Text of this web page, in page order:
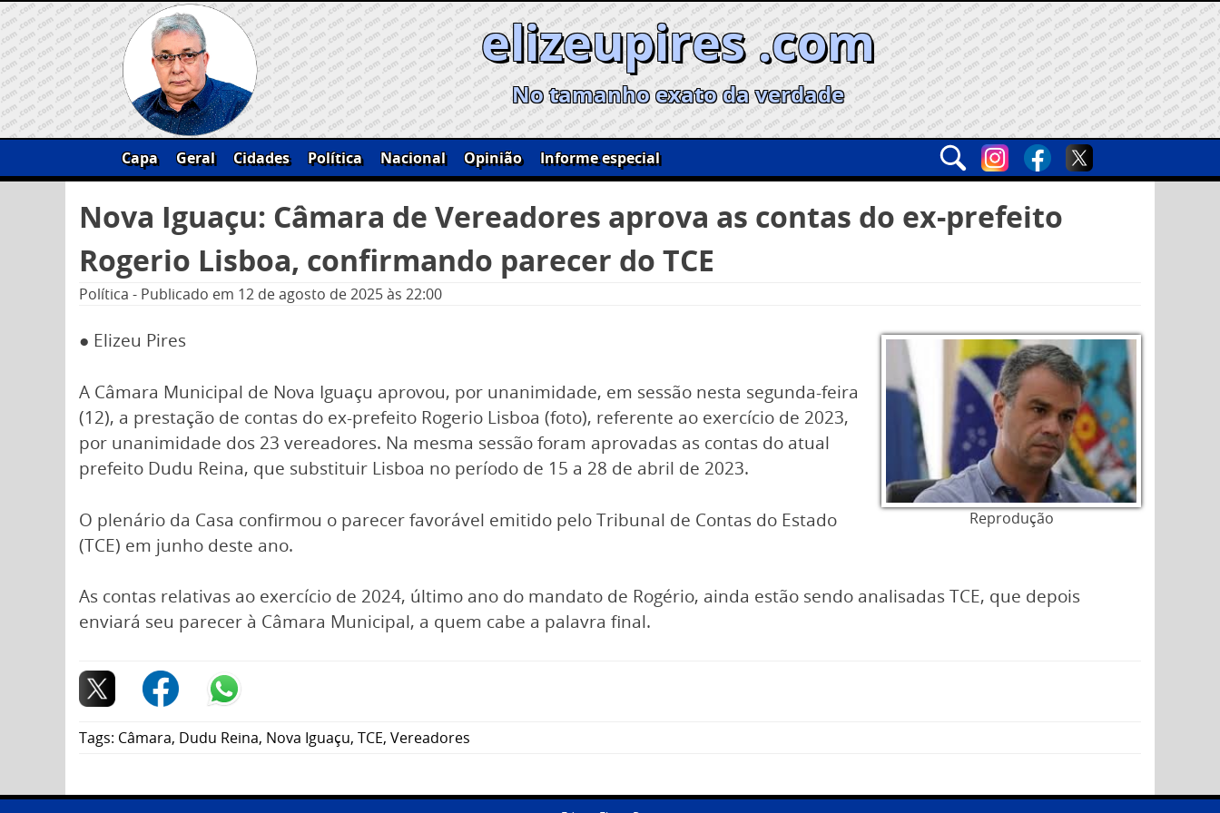
Skip
to
content
elizeupires .com
No tamanho exato da verdade
Capa Geral Cidades Política Nacional Opinião
Informe especial
por:
Nova Iguaçu: Câmara de Vereadores aprova as contas do ex-prefeito
Rogerio Lisboa, confirmando parecer do TCE
Política - Publicado em 12 de agosto de 2025às 22:00
Reprodução
● Elizeu Pires
A Câmara Municipal de Nova Iguaçu aprovou, por unanimidade, em sessão nesta segunda-feira
(12), a prestação de contas do ex-prefeito Rogerio Lisboa (foto), referente ao exercício de 2023,
por unanimidade dos 23 vereadores. Na mesma sessão foram aprovadas as contas do atual
prefeito Dudu Reina, que substituir Lisboa no período de 15 a 28 de abril de 2023.
O plenário da Casa confirmou o parecer favorável emitido pelo Tribunal de Contas do Estado
(TCE) em junho deste ano.
As contas relativas ao exercício de 2024, último ano do mandato de Rogério, ainda estão sendo analisadas TCE, que depois
enviará seu parecer à Câmara Municipal, a quem cabe a palavra final.
Tags: Câmara, Dudu Reina, Nova Iguaçu, TCE, Vereadores